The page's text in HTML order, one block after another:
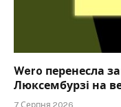
Wero перенесла
Люксембурзі на